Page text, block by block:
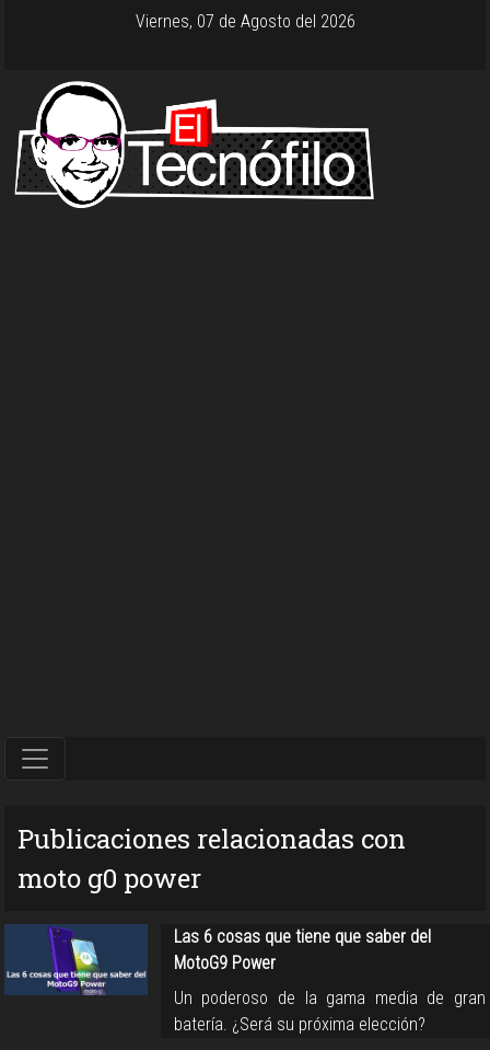
Viernes, 07 de Agosto del 2026
Publicaciones relacionadas con
moto g0 power
Las 6 cosas que tiene que saber del
MotoG9 Power
Un poderoso de la gama media de gran
batería. ¿Será su próxima elección?